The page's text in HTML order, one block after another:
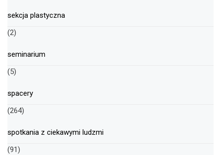
sekcja plastyczna
(2)
seminarium
(5)
spacery
(264)
spotkania z ciekawymi ludzmi
(91)